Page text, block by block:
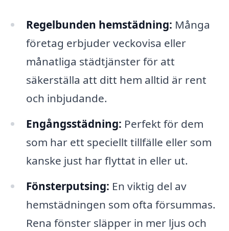
Regelbunden hemstädning: Många
företag erbjuder veckovisa eller
månatliga städtjänster för att
säkerställa att ditt hem alltid är rent
och inbjudande.
Engångsstädning: Perfekt för dem
som har ett speciellt tillfälle eller som
kanske just har flyttat in eller ut.
Fönsterputsing: En viktig del av
hemstädningen som ofta försummas.
Rena fönster släpper in mer ljus och